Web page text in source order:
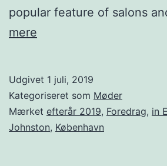
popular feature of salons
mere
&
Space
Udgivet 1 juli, 2019
Kategoriseret som Møder
Mærket efterår 2019, Foredrag, in
Johnston, København